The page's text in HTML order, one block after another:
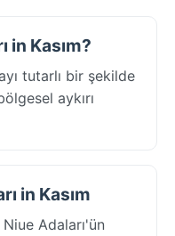
in Kasım?
tutarlı bir şekilde
aykırı
in Kasım
Adaları'ün